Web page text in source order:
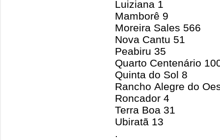
Luiziana 1
Mamborê 9
Moreira Sales 566
Nova Cantu 51
Peabiru 35
Quarto Centenário
Quinta do Sol 8
Rancho Alegre do
Roncador 4
Terra Boa 31
Ubiratã 13
.